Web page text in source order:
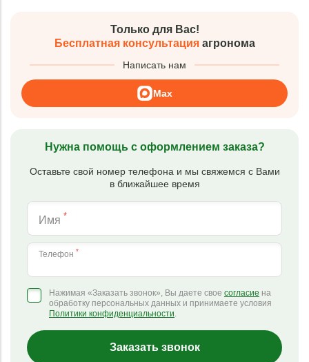
Только для Вас!
Бесплатная консультацияагронома
Написать нам
Max
Нужна помощь с оформлением заказа?
Оставьте свой номер телефона и мы свяжемся с Вами
в ближайшее время
Имя *
Телефон *
Нажимая «Заказать звонок», Вы даете свое согласие на
обработку персональных данных и принимаете условия
Политики конфиденциальности.
Заказать звонок